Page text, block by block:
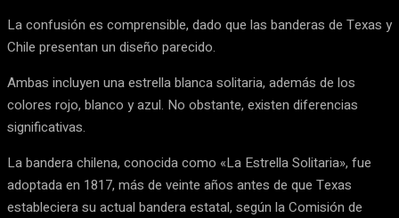
La confusión es comprensible, dado que las banderas de Texas y
Chile presentan un diseño parecido.
Ambas incluyen una estrella blanca solitaria, además de los
colores rojo, blanco y azul. No obstante, existen diferencias
significativas.
La bandera chilena, conocida como «La Estrella Solitaria», fue
adoptada en 1817, más de veinte años antes de que Texas
estableciera su actual bandera estatal, según la Comisión de